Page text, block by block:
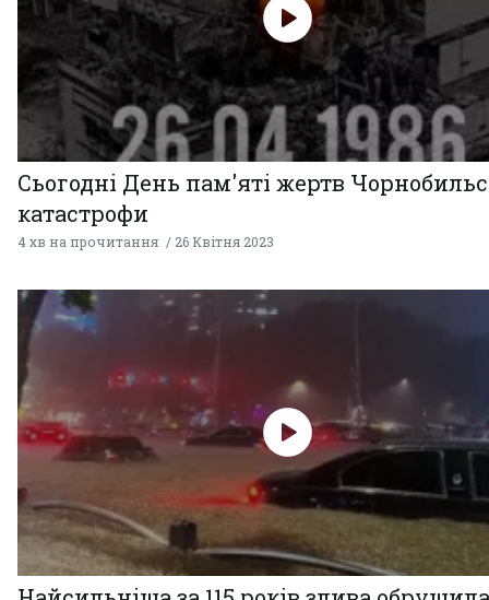
Сьогодні День пам'яті жертв
катастрофи
4 хв на прочитання 26 Квітня 2023